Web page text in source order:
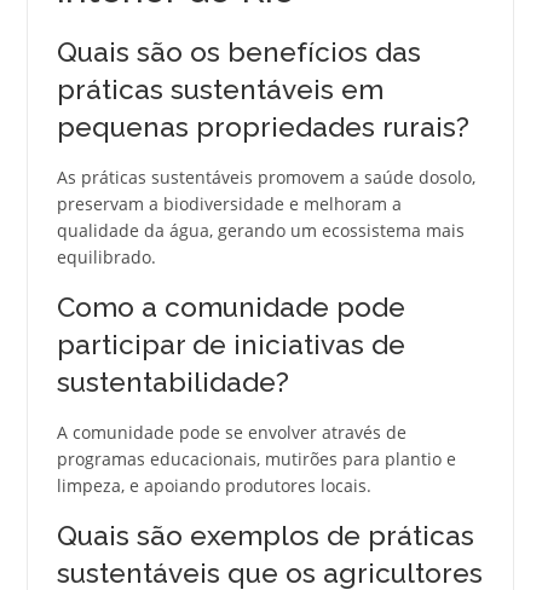
Quais são os benefícios das
práticas sustentáveis em
pequenas propriedades rurais?
As práticas sustentáveis promovem a saúde dosolo,
preservam a biodiversidade e melhoram a
qualidade da água, gerando um ecossistema mais
equilibrado.
Como a comunidade pode
participar de iniciativas de
sustentabilidade?
A comunidade pode se envolver através de
programas educacionais, mutirões para plantio e
limpeza, e apoiando produtores locais.
Quais são exemplos de práticas
sustentáveis que os agricultores